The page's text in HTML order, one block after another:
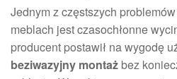
Jednym z częstszych
meblach jest czasochłonne
producent postawił na wygodę
beziwazyjny montaż bez